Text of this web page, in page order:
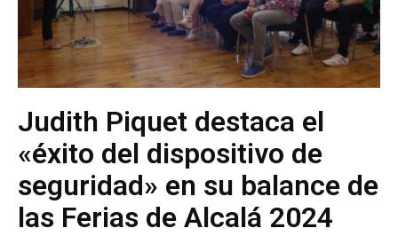
Judith Piquet destaca el
«éxito del dispositivo de
seguridad» en su balance de
las Ferias de Alcalá 2024